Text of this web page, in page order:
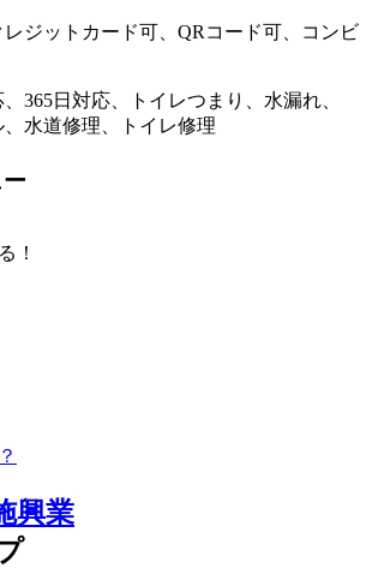
ジットカード可、QRコード可、コンビ
365日対応、トイレつまり、水漏れ、
水道修理、トイレ修理
！
興業